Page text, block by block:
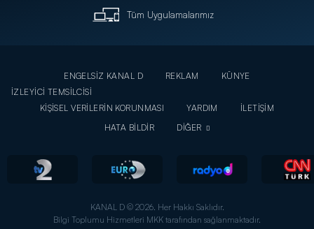
Tüm Uygulamalarımız
ENGELSİZ KANAL D REKLAM
KÜNYE
İZLEYİCİ TEMSİLCİSİ
KİŞİSEL VERİLERİN KORUNMASI
YARDIM
İLETİŞİM
HATA BİLDİR
DİĞER
KANAL D © 2026. Her Hakkı Saklıdır.
Bilgi Toplumu Hizmetleri MKK tarafından sağlanmaktadır.